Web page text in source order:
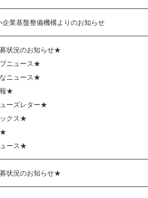
業基盤整備機構よりのお知らせ
状況のお知らせ★
ニュース★
ニュース★
報★
ーズレター★
クス★
★
ース★
状況のお知らせ★